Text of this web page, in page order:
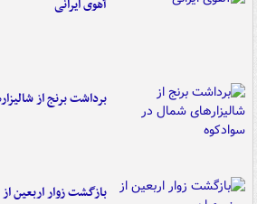
آهوی ایرانی
برداشت برنج از
بازگشت زوار اربعین